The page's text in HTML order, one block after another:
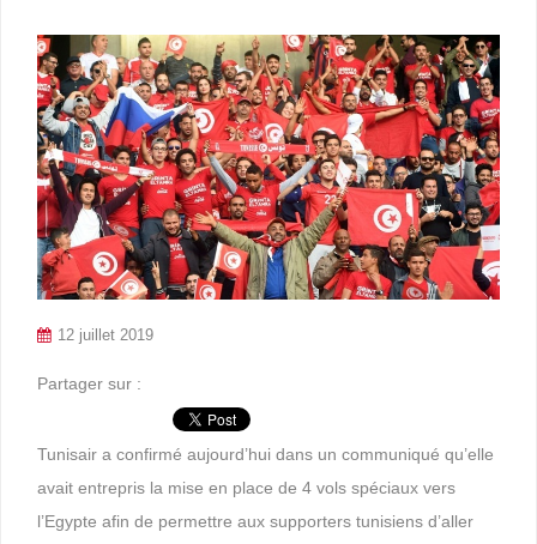
12 juillet 2019
Partager sur :
Tunisair a confirmé aujourd’hui dans un communiqué qu’elle
avait entrepris la mise en place de 4 vols spéciaux vers
l’Egypte afin de permettre aux supporters tunisiens d’aller